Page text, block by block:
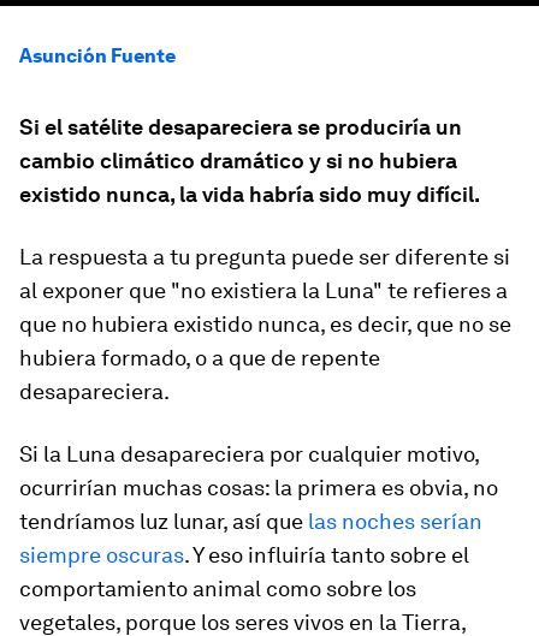
Asunción Fuente
Si el satélite desapareciera se produciría un
cambio climático dramático y si no hubiera
existido nunca, la vida habría sido muy difícil.
La respuesta a tu pregunta puede ser diferente si
al exponer que "no existiera la Luna" te refieres a
que no hubiera existido nunca, es decir, que no se
hubiera formado, o a que de repente
desapareciera.
Si la Luna desapareciera por cualquier motivo,
ocurrirían muchas cosas: la primera es obvia, no
tendríamos luz lunar, así que las noches serían
siempre oscuras. Y eso influiría tanto sobre el
comportamiento animal como sobre los
vegetales, porque los seres vivos en la Tierra,